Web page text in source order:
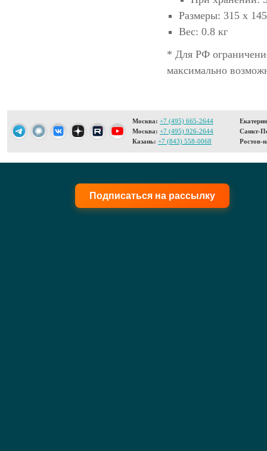
Размеры: 315 х
Вес: 0.8 кг
* Для РФ
максимально
Москва: +7 (495) 665-2644
Москва: +7 (495) 926-2644
Казань: +7 (843) 558-0068
Санкт-
Ростов-
Подписаться на рассылку